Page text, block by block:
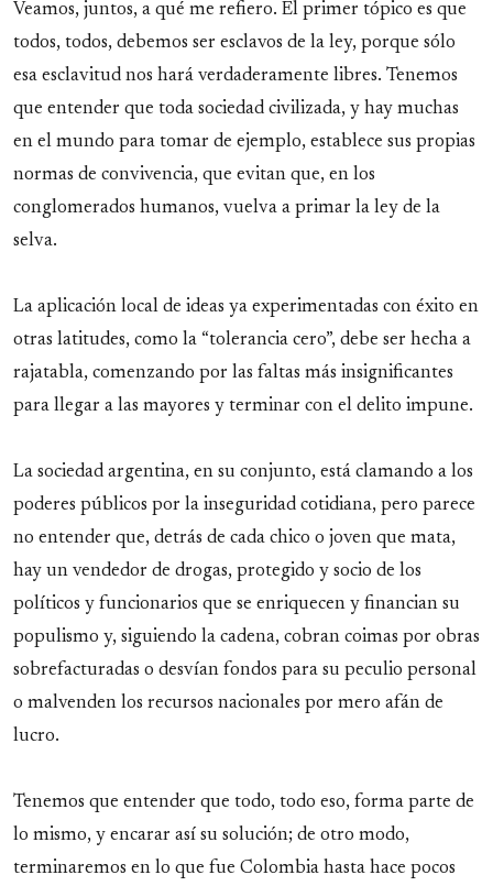
Veamos, juntos, a qué me refiero. El primer tópico es que
todos, todos, debemos ser esclavos de la ley, porque sólo
esa esclavitud nos hará verdaderamente libres. Tenemos
que entender que toda sociedad civilizada, y hay muchas
en el mundo para tomar de ejemplo, establece sus propias
normas de convivencia, que evitan que, en los
conglomerados humanos, vuelva a primar la ley de la
selva.
La aplicación local de ideas ya experimentadas con éxito en
otras latitudes, como la “tolerancia cero”, debe ser hecha a
rajatabla, comenzando por las faltas más insignificantes
para llegar a las mayores y terminar con el delito impune.
La sociedad argentina, en su conjunto, está clamando a los
poderes públicos por la inseguridad cotidiana, pero parece
no entender que, detrás de cada chico o joven que mata,
hay un vendedor de drogas, protegido y socio de los
políticos y funcionarios que se enriquecen y financian su
populismo y, siguiendo la cadena, cobran coimas por obras
sobrefacturadas o desvían fondos para su peculio personal
o malvenden los recursos nacionales por mero afán de
lucro.
Tenemos que entender que todo, todo eso, forma parte de
lo mismo, y encarar así su solución; de otro modo,
terminaremos en lo que fue Colombia hasta hace pocos